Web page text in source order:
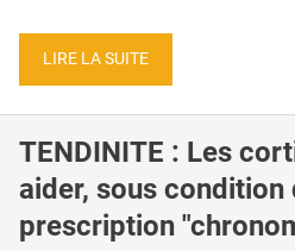
LIRE LA SUITE
TENDINITE : Les
aider, sous condition
prescription